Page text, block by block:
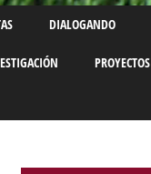
DIALOGANDO
PROYECTOS